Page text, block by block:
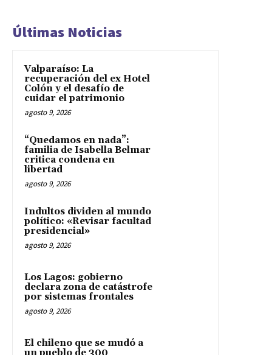
Últimas Noticias
Valparaíso: La
recuperación del ex Hotel
Colón y el desafío de
cuidar el patrimonio
agosto 9, 2026
“Quedamos en nada”:
familia de Isabella Belmar
critica condena en
libertad
agosto 9, 2026
Indultos dividen al mundo
político: «Revisar facultad
presidencial»
agosto 9, 2026
Los Lagos: gobierno
declara zona de catástrofe
por sistemas frontales
agosto 9, 2026
El chileno que se mudó a
un pueblo de 300